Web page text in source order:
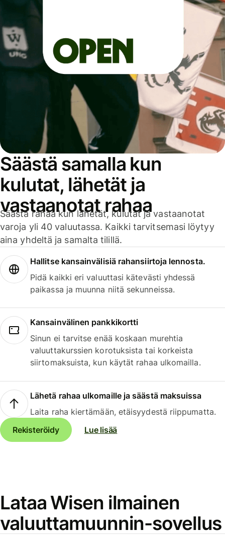
Säästä samalla kun
kulutat, lähetät ja
vastaanotat rahaa
Säästä rahaa kun lähetät, kulutat ja vastaanotat
varoja yli 40 valuutassa. Kaikki tarvitsemasi löytyy
aina yhdeltä ja samalta tilillä.
Hallitse kansainvälisiä rahansiirtoja lennosta.
Pidä kaikki eri valuuttasi kätevästi yhdessä
paikassa ja muunna niitä sekunneissa.
Kansainvälinen pankkikortti
Sinun ei tarvitse enää koskaan murehtia
valuuttakurssien korotuksista tai korkeista
siirtomaksuista, kun käytät rahaa ulkomailla.
Lähetä rahaa ulkomaille ja säästä maksuissa
Laita raha kiertämään, etäisyydestä riippumatta.
Rekisteröidy
Lue lisää
Lataa Wisen ilmainen
valuuttamuunnin-sovellus